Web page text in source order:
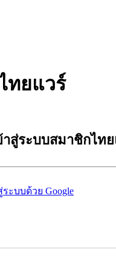
ทยแวร์
าสู่ระบบสมาชิกไท
ระบบด้วย Google